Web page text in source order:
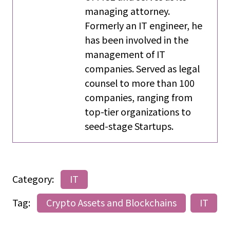
managing attorney.
Formerly an IT engineer, he
has been involved in the
management of IT
companies. Served as legal
counsel to more than 100
companies, ranging from
top-tier organizations to
seed-stage Startups.
Category:
IT
Tag:
Crypto Assets and Blockchains IT